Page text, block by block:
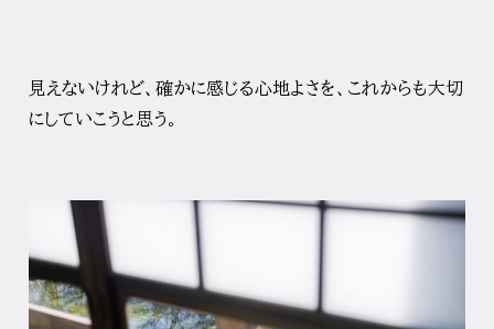
見えないけれど、確かに感じる心地よさを、 これからも大切
にしていこうと思う。